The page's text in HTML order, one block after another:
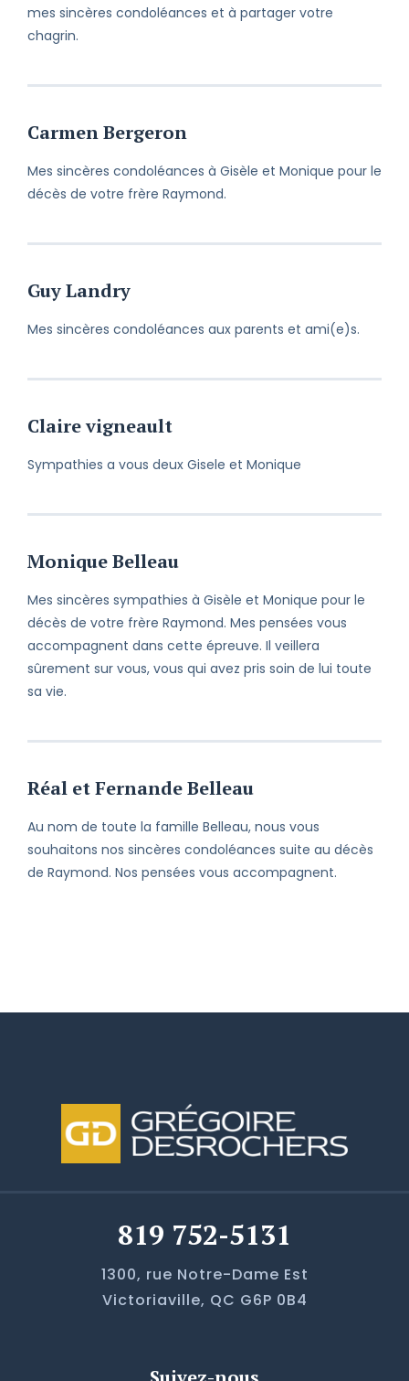
mes sincères condoléances et à partager votre
chagrin.
Carmen Bergeron
Mes sincères condoléances à Gisèle et Monique pour le
décès de votre frère Raymond.
Guy Landry
Mes sincères condoléances aux parents et ami(e)s.
Claire vigneault
Sympathies a vous deux Gisele et Monique
Monique Belleau
Mes sincères sympathies à Gisèle et Monique pour le
décès de votre frère Raymond. Mes pensées vous
accompagnent dans cette épreuve. Il veillera
sûrement sur vous, vous qui avez pris soin de lui toute
sa vie.
Réal et Fernande Belleau
Au nom de toute la famille Belleau, nous vous
souhaitons nos sincères condoléances suite au décès
de Raymond. Nos pensées vous accompagnent.
819 752-5131
1300, rue Notre-Dame Est
Victoriaville, QC G6P 0B4